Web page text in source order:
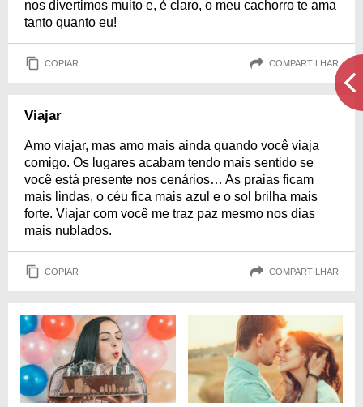
nos divertimos muito e, é claro, o meu cachorro te ama
tanto quanto eu!
COPIAR COMPARTILHAR
Viajar
Amo viajar, mas amo mais ainda quando você viaja
comigo. Os lugares acabam tendo mais sentido se
você está presente nos cenários… As praias ficam
mais lindas, o céu fica mais azul e o sol brilha mais
forte. Viajar com você me traz paz mesmo nos dias
mais nublados.
COPIAR COMPARTILHAR